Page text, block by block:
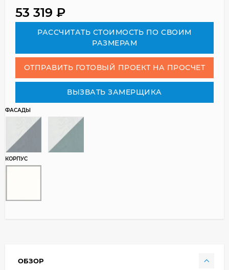
53 319 ₽
РАСCЧИТАТЬ СТОИМОСТЬ ПО СВОИМ
РАЗМЕРАМ
ОТПРАВИТЬ ГОТОВЫЙ ПРОЕКТ НА ПРОСЧЕТ
ВЫЗВАТЬ ЗАМЕРЩИКА
ФАСАДЫ
КОРПУС
ОБЗОР